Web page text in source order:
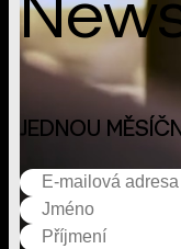
JEDNOU